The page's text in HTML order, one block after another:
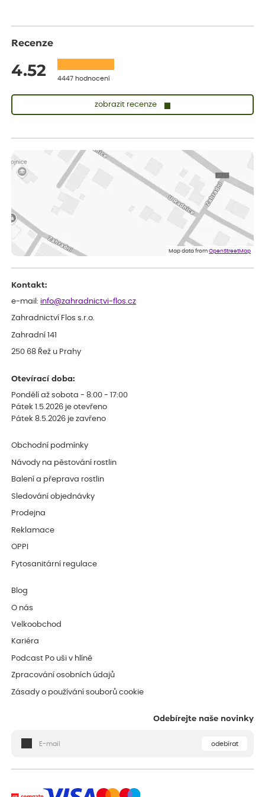
Recenze
4.52 4447 hodnocení
zobrazit recenze
vše v naprostém pořádku
ověřený nákup dnes
Jana
Flos je nejlepší &#129321;
Map data fromOpenStreetMap
Kontakt:
e-mail: info@zahradnictvi-flos.cz
Zahradnictví Flos s.r.o.
Zahradní 141
250 68 Řež u Prahy
Otevírací doba:
Pondělí až sobota - 8:00 - 17:00
Pátek 1.5.2026 je otevřeno
Pátek 8.5.2026 je zavřeno
Obchodní podmínky
Návody na pěstování rostlin
Balení a přeprava rostlin
Sledování objednávky
Prodejna
Reklamace
OPPI
Fytosanitární regulace
Blog
O nás
Velkoobchod
Kariéra
Podcast Po uši v hlíně
Zpracování osobních údajů
Zásady o používání souborů cookie
Odebírejte naše novinky
odebírat